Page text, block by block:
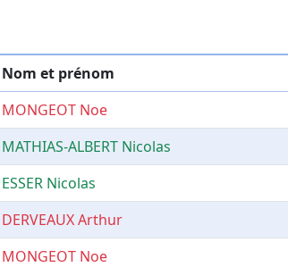
Nom et prénom
MONGEOT Noe
MATHIAS-ALBERT Nicolas
ESSER Nicolas
DERVEAUX Arthur
MONGEOT Noe